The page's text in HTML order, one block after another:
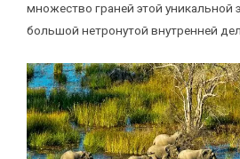
множество граней этой уникальной
большой нетронутой внутренней